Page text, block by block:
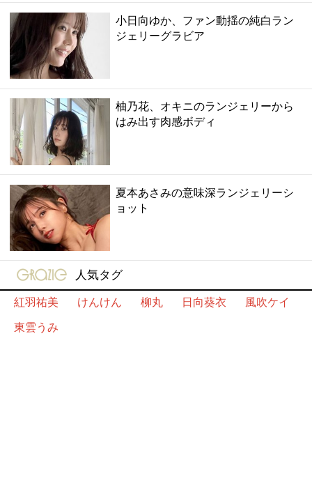
小日向ゆか、ファン動揺の純白ラン
ジェリーグラビア
柚乃花、オキニのランジェリーから
はみ出す肉感ボディ
夏本あさみの意味深ランジェリーシ
ョット
gravure-grazie
人気タグ
紅羽祐美
けんけん 柳丸 日向葵衣
風吹ケイ
東雲うみ